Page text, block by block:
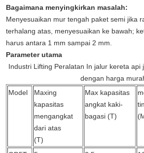
Bagaimana menyingkirkan masalah:
Menyesuaikan mur tengah paket semi jika
terhalang atas, menyesuaikan ke bawah;
harus antara 1 mm sampai 2 mm.
Parameter utama
Industri Lifting Peralatan In jalur kereta
dengan harga
Model
Maxing
kapasitas
mengangkat
dari atas
(T)
Max kapasitas
angkat kaki-
bagasi (T)